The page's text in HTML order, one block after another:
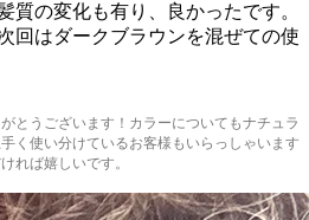
質の変化も有り、良かったです。
回はダークブラウンを混ぜての使
とうございます！カラーについてもナチュラ
く使い分けているお客様もいらっしゃいます
れば嬉しいです。